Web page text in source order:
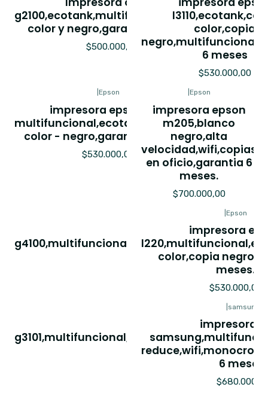
g2100,ecotank,multifuncional,copia
color y negro,garantia 6 meses
$500.000,00
color,copia
6 meses
$530.000,00
Epson
impresora epson l210,
multifuncional,ecotank,imrpesion
color - negro,garantia 6 meses
$530.000,00
Epson
impresora epson
m205,blanco
negro,alta
velocidad,wifi,copias
en oficio,garantia 6
meses.
$700.000,00
Impresora canon
6 meses.
$600.000,00
Epson
impresora
color,copia
meses.
$530.000,00
impresora canon
6 meses.
samsung
impresora
6 meses.